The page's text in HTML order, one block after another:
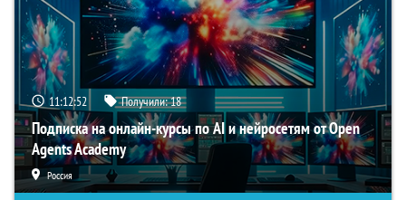
11:12:51 Получили:18
Подписка на онлайн-курсы по AI и нейросетям от Open
Agents Academy
Россия